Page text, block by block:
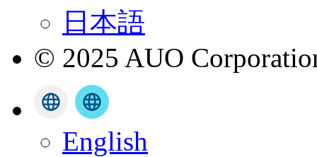
日本語
© 2025 AUO
English